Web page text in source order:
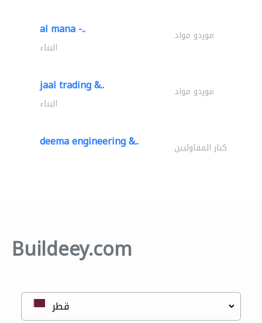
al mana -.. موردو مواد
البناء
jaal trading &.. موردو مواد
البناء
deema engineering &.. كبار المقاوليين
Buildeey.com